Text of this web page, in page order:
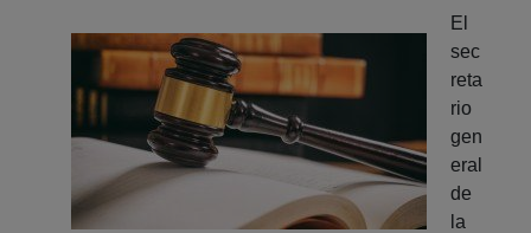
El
sec
reta
rio
gen
eral
de
la